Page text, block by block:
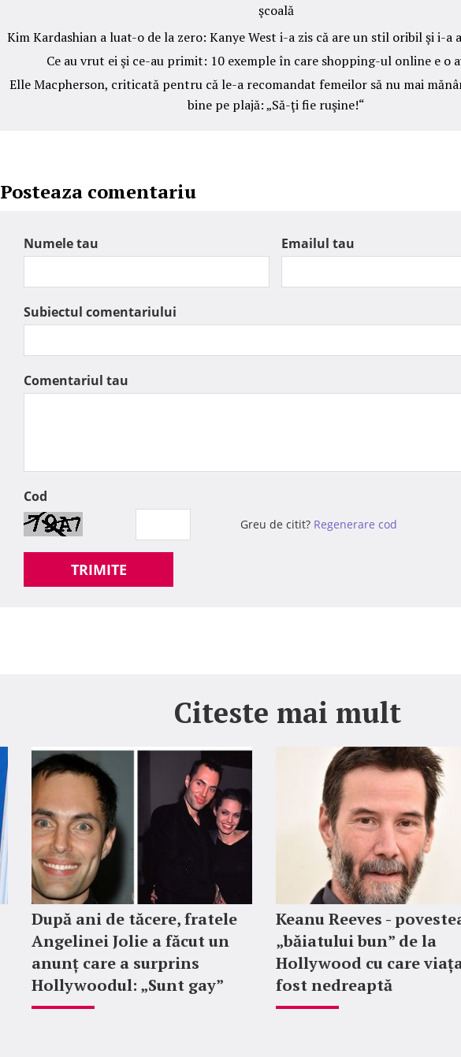
şcoală
Kim Kardashian a luat-o de la zero: Kanye West i-a zis că are un stil oribil şi i-a
Ce au vrut ei şi ce-au primit: 10 exemple în care shopping-ul online e o
Elle Macpherson, criticată pentru că le-a recomandat femeilor să nu mai
bine pe plajă: „Să-ţi fie ruşine!“
Posteaza comentariu
Numele tau Emailul tau
Subiectul comentariului
Comentariul tau
Cod
Greu de citit? Regenerare cod
TRIMITE
Citeste mai mult
După ani de tăcere, fratele
Angelinei Jolie a făcut un
anunț care a surprins
Hollywoodul: „Sunt gay”
Keanu Reeves -
„băiatului bun” de la
Hollywood cu care
fost nedreaptă